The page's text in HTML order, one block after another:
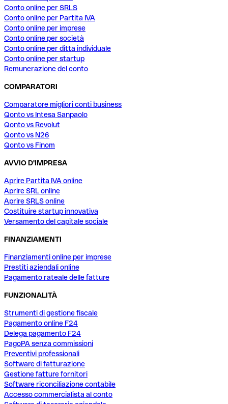
Conto online per SRLS
Conto online per Partita IVA
Conto online per imprese
Conto online per società
Conto online per ditta individuale
Conto online per startup
Remunerazione del conto
COMPARATORI
Comparatore migliori conti business
Qonto vs Intesa Sanpaolo
Qonto vs Revolut
Qonto vs N26
Qonto vs Finom
AVVIO D'IMPRESA
Aprire Partita IVA online
Aprire SRL online
Aprire SRLS online
Costituire startup innovativa
Versamento del capitale sociale
FINANZIAMENTI
Finanziamenti online per imprese
Prestiti aziendali online
Pagamento rateale delle fatture
FUNZIONALITÀ
Strumenti di gestione fiscale
Pagamento online F24
Delega pagamento F24
PagoPA senza commissioni
Preventivi professionali
Software di fatturazione
Gestione fatture fornitori
Software riconciliazione contabile
Accesso commercialista al conto